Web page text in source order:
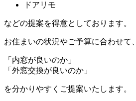
ドアリモ
などの提案を得意としております。
お住まいの状況やご予算に合わせて、
「内窓が良いのか」
「外窓交換が良いのか」
を分かりやすくご提案いたします。